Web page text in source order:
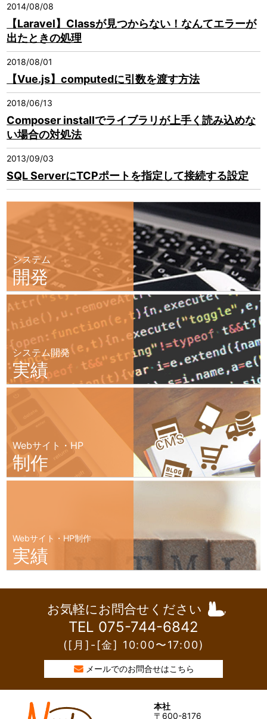
2014/08/08
【Laravel】Classが見つからない！なんてエラーが
出たときの処理
2018/08/01
【Vue.js】computedに引数を渡す方法
2018/06/13
Composer installでライブラリが上手く読み込めな
い場合の対処法
2013/09/03
SQL ServerにTCPポートを指定して接続する設定
システム
開発
システム開発
実績
Webサイト・HP
制作
Webサイト・HP制作
実績
お気軽にお問合せください
TEL 075-744-6842
([月]-[金] 10:00〜17:00)
メールでのお問合せはこちら
本社
〒600-8176